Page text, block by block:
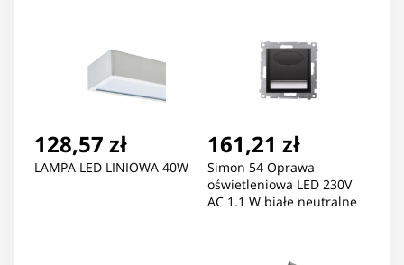
128,57 zł
LAMPA LED LINIOWA 40W
161,21 zł
Simon 54 Oprawa
oświetleniowa LED 230V
AC 1.1 W białe neutralne